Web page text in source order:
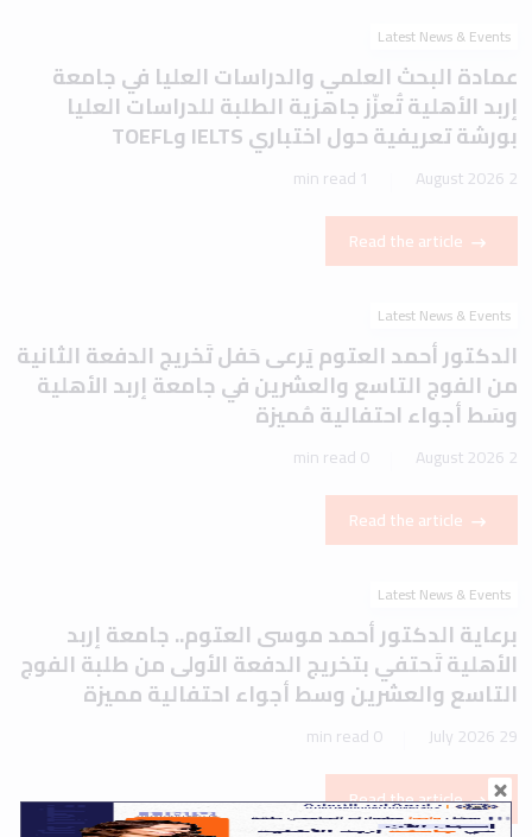
Latest News & Events
عمادة البحث العلمي والدراسات العليا في جامعة
إربد الأهلية تُعزّز جاهزية الطلبة للدراسات العليا
بورشة تعريفية حول اختباري IELTS وTOEFL
2 August 2026
1 min read
Read the article
Latest News & Events
الدكتور أحمد العتوم يَرعى حَفل تَخريج الدفعة الثانية
من الفوج التاسع والعشرين في جامعة إربد الأهلية
وسَط أجواء احتفالية مُميزة
2 August 2026
0 min read
Read the article
Latest News & Events
برعاية الدكتور أحمد موسى العتوم.. جامعة إربد
الأهلية تَحتفي بتخريج الدفعة الأولى من طلبة الفوج
التاسع والعشرين وسط أجواء احتفالية مميزة
29 July 2026
0 min read
Read the article